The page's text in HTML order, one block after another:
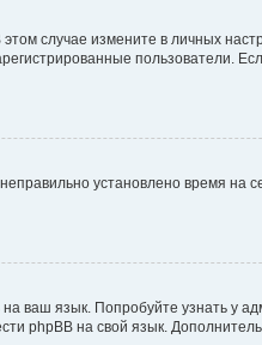
случае измените в личных
пользователи.
установлено время на
ваш язык. Попробуйте узнать у
phpBB на свой язык.